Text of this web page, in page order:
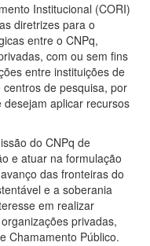
Institucional (CORI)
diretrizes para o
entre o CNPq,
com ou sem fins
entre instituições de
de pesquisa, por
aplicar recursos
do CNPq de
e atuar na formulação
das fronteiras do
e a soberania
em realizar
privadas,
Chamamento Público.